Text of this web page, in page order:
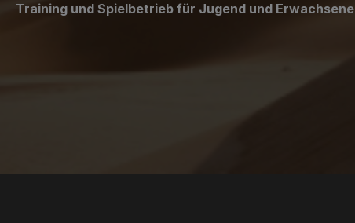
Training und Spielbetrieb für Jugend und Erwachsene